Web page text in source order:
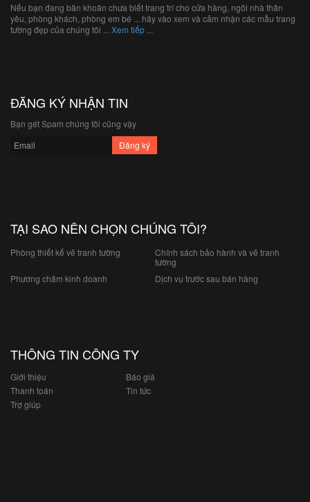
Nếu bạn đang băn khoăn chưa biết trang trí cho cửa hàng, ngôi nhà thân
yêu, phòng khách, phòng em bé ... hãy vào xem và cảm nhận các mẫu trang
tường đẹp của chúng tôi ... Xem tiếp ...
ĐĂNG KÝ NHẬN TIN
Bạn gét Spam chúng tôi cũng vậy
TẠI SAO NÊN CHỌN CHÚNG TÔI?
Phòng thiết kế vẽ tranh tường
Chính sách bảo hành và vẽ tranh
tường
Phương châm kinh doanh
Dịch vụ trước sau bán hàng
THÔNG TIN CÔNG TY
Giới thiệu
Báo giá
Thanh toán
Tin tức
Trợ giúp